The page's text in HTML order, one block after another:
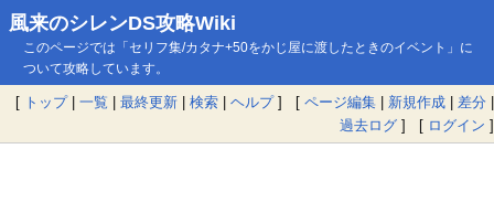
風来のシレンDS攻略Wiki
このページでは「セリフ集/カタナ+50をかじ屋に渡したときのイベント」に
ついて攻略しています。
[ トップ| 一覧 | 最終更新 | 検索 | ヘルプ] [ ページ編集 | 新規作成 | 差分 |
過去ログ ] [ ログイン ]